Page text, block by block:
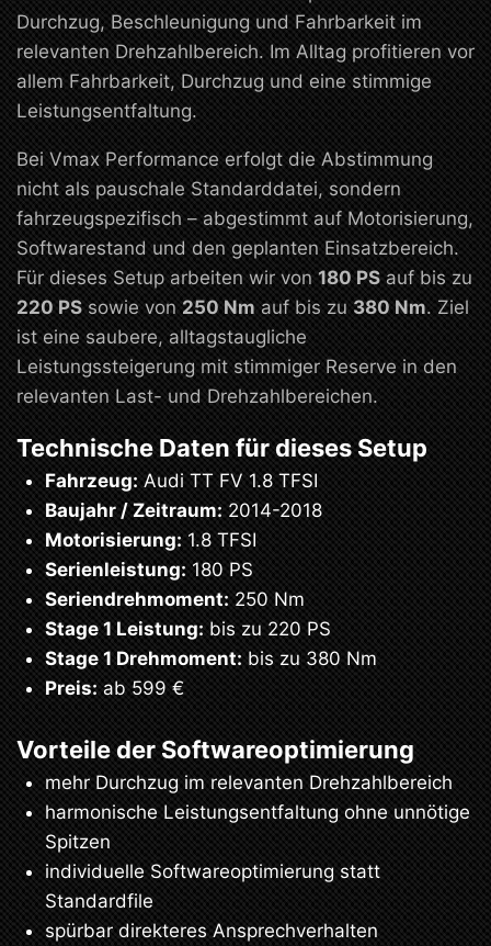
Durchzug, Beschleunigung und Fahrbarkeit im
relevanten Drehzahlbereich. Im Alltag profitieren vor
allem Fahrbarkeit, Durchzug und eine stimmige
Leistungsentfaltung.
Bei Vmax Performance erfolgt die Abstimmung
nicht als pauschale Standarddatei, sondern
fahrzeugspezifisch – abgestimmt auf Motorisierung,
Softwarestand und den geplanten Einsatzbereich.
Für dieses Setup arbeiten wir von 180 PS auf bis zu
220 PS sowie von 250 Nm auf bis zu 380 Nm. Ziel
ist eine saubere, alltagstaugliche
Leistungssteigerung mit stimmiger Reserve in den
relevanten Last- und Drehzahlbereichen.
Technische Daten für dieses Setup
Fahrzeug: Audi TT FV 1.8 TFSI
Baujahr / Zeitraum: 2014-2018
Motorisierung: 1.8 TFSI
Serienleistung: 180 PS
Seriendrehmoment: 250 Nm
Stage 1 Leistung: bis zu 220 PS
Stage 1 Drehmoment: bis zu 380 Nm
Preis: ab 599 €
Vorteile der Softwareoptimierung
mehr Durchzug im relevanten Drehzahlbereich
harmonische Leistungsentfaltung ohne unnötige
Spitzen
individuelle Softwareoptimierung statt
Standardfile
spürbar direkteres Ansprechverhalten